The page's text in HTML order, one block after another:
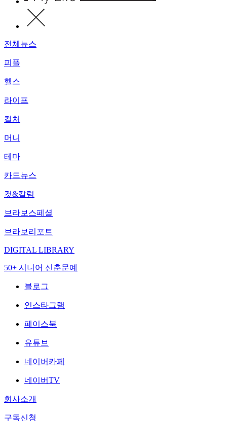
전체뉴스
피플
헬스
라이프
컬처
머니
테마
카드뉴스
컷&칼럼
브라보스페셜
브라보리포트
DIGITAL LIBRARY
50+ 시니어 신춘문예
블로그
인스타그램
페이스북
유튜브
네이버카페
네이버TV
회사소개
구독신청